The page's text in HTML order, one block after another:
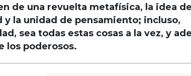
de una revuelta metafísica, la idea
la unidad de pensamiento; incluso,
sea todas estas cosas a la vez, y
los poderosos.